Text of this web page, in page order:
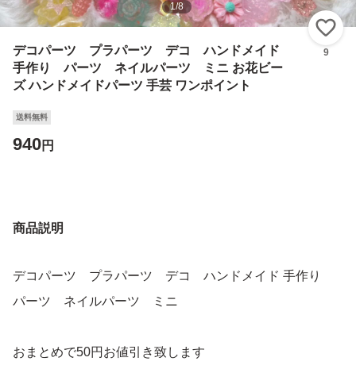
1/8
デコパーツ プラパーツ デコ ハンドメイド
手作り パーツ ネイルパーツ ミニ お花ビー
ズ ハンドメイドパーツ 手芸 ワンポイント
9
送料無料
940円
商品説明
デコパーツ プラパーツ デコ ハンドメイド 手作り
パーツ ネイルパーツ ミニ
おまとめで50円お値引き致します